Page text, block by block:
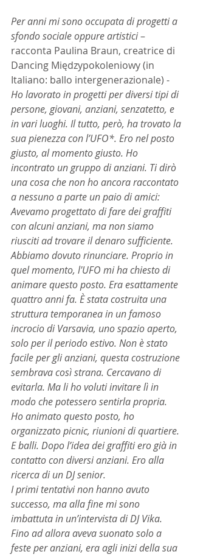
Per anni mi sono occupata di progetti a
sfondo sociale oppure artistici –
racconta Paulina Braun, creatrice di
Dancing Międzypokoleniowy (in
Italiano: ballo intergenerazionale) -
Ho lavorato in progetti per diversi tipi di
persone, giovani, anziani, senzatetto, e
in vari luoghi. Il tutto, però, ha trovato la
sua pienezza con l’UFO*. Ero nel posto
giusto, al momento giusto. Ho
incontrato un gruppo di anziani. Ti dirò
una cosa che non ho ancora raccontato
a nessuno a parte un paio di amici:
Avevamo progettato di fare dei graffiti
con alcuni anziani, ma non siamo
riusciti ad trovare il denaro sufficiente.
Abbiamo dovuto rinunciare. Proprio in
quel momento, l'UFO mi ha chiesto di
animare questo posto. Era esattamente
quattro anni fa. È stata costruita una
struttura temporanea in un famoso
incrocio di Varsavia, uno spazio aperto,
solo per il periodo estivo. Non è stato
facile per gli anziani, questa costruzione
sembrava così strana. Cercavano di
evitarla. Ma li ho voluti invitare lì in
modo che potessero sentirla propria.
Ho animato questo posto, ho
organizzato picnic, riunioni di quartiere.
E balli. Dopo l’idea dei graffiti ero già in
contatto con diversi anziani. Ero alla
ricerca di un DJ senior.
I primi tentativi non hanno avuto
successo, ma alla fine mi sono
imbattuta in un’intervista di DJ Vika.
Fino ad allora aveva suonato solo a
feste per anziani, era agli inizi della sua